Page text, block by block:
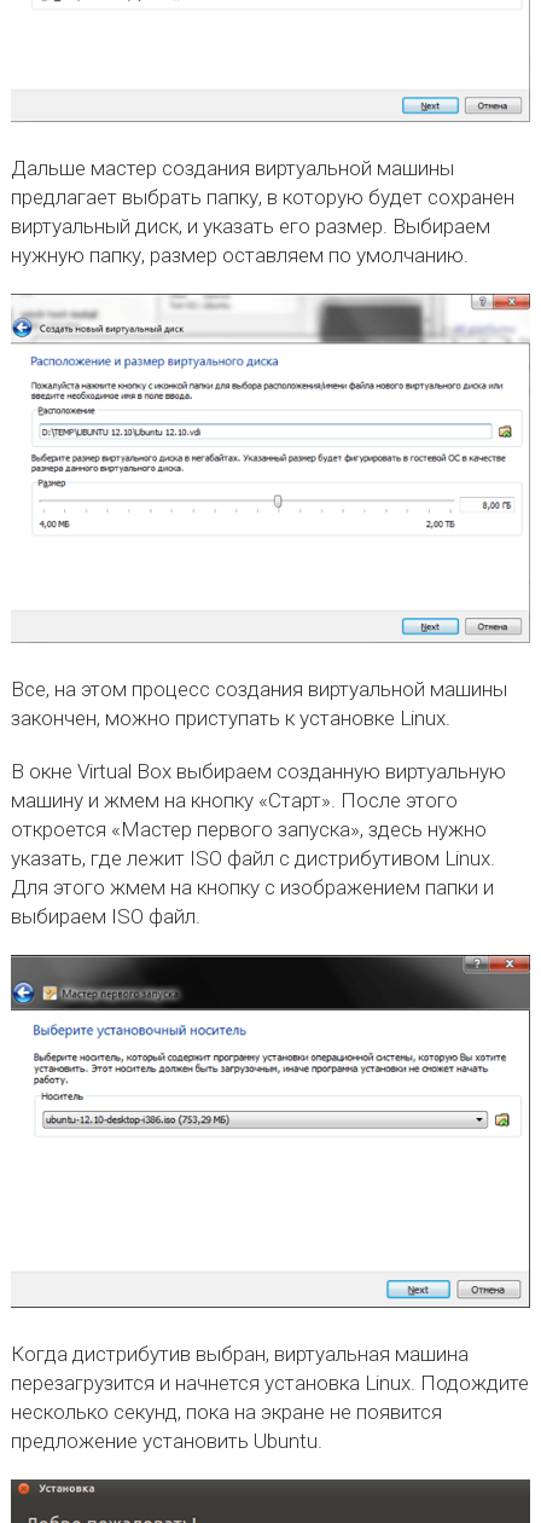
Дальше мастер создания виртуальной машины
предлагает выбрать папку, в которую будет сохранен
виртуальный диск, и указать его размер. Выбираем
нужную папку, размер оставляем по умолчанию.
Все, на этом процесс создания виртуальной машины
закончен, можно приступать к установке Linux.
В окне Virtual Box выбираем созданную виртуальную
машину и жмем на кнопку «Старт». После этого
откроется «Мастер первого запуска», здесь нужно
указать, где лежит ISO файл с дистрибутивом Linux.
Для этого жмем на кнопку с изображением папки и
выбираем ISO файл.
Когда дистрибутив выбран, виртуальная машина
перезагрузится и начнется установка Linux. Подождите
несколько секунд, пока на экране не появится
предложение установить Ubuntu.